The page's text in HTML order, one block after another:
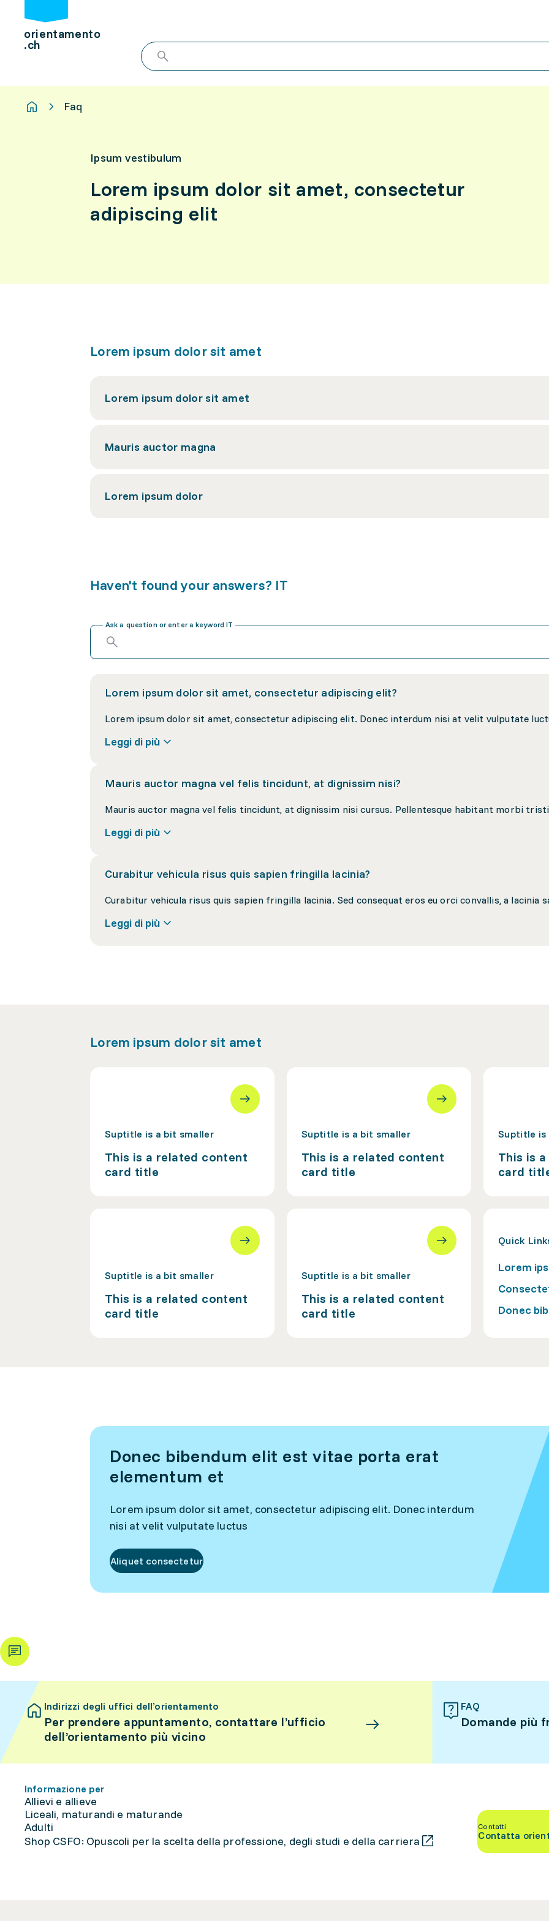
orientamento
.ch
Faq
Ipsum vestibulum
Lorem ipsum dolor sit amet, consectetur
adipiscing elit
Lorem ipsum dolor sit amet
Lorem ipsum dolor sit amet
Mauris auctor magna
Lorem ipsum dolor
Haven't found your answers? IT
Ask a question or enter a keyword IT
Lorem ipsum dolor sit amet, consectetur adipiscing elit?
Leggi di più
Mauris auctor magna vel felis tincidunt, at dignissim nisi?
Leggi di più
Curabitur vehicula risus quis sapien fringilla lacinia?
Leggi di più
Lorem ipsum dolor sit amet
Suptitle is a bit smaller
This is a related content
card title
Suptitle is a bit smaller
This is a related content
card title
Suptitle is
This is
card
Suptitle is a bit smaller
This is a related content
card title
Suptitle is a bit smaller
This is a related content
card title
Quick
Lorem
Donec
Donec bibendum elit est vitae porta erat
elementum et
Lorem ipsum dolor sit amet, consectetur adipiscing elit. Donec interdum
nisi at velit vulputate luctus
Aliquet consectetur
Indirizzi degli uffici dell’orientamento
Per prendere appuntamento, contattare l’ufficio
dell’orientamento più vicino
FAQ
Domande più
Informazione per
Allievi e allieve
Liceali, maturandi e maturande
Adulti
Shop CSFO: Opuscoli per la scelta della professione, degli studi e della carriera
Contatti
Contatta